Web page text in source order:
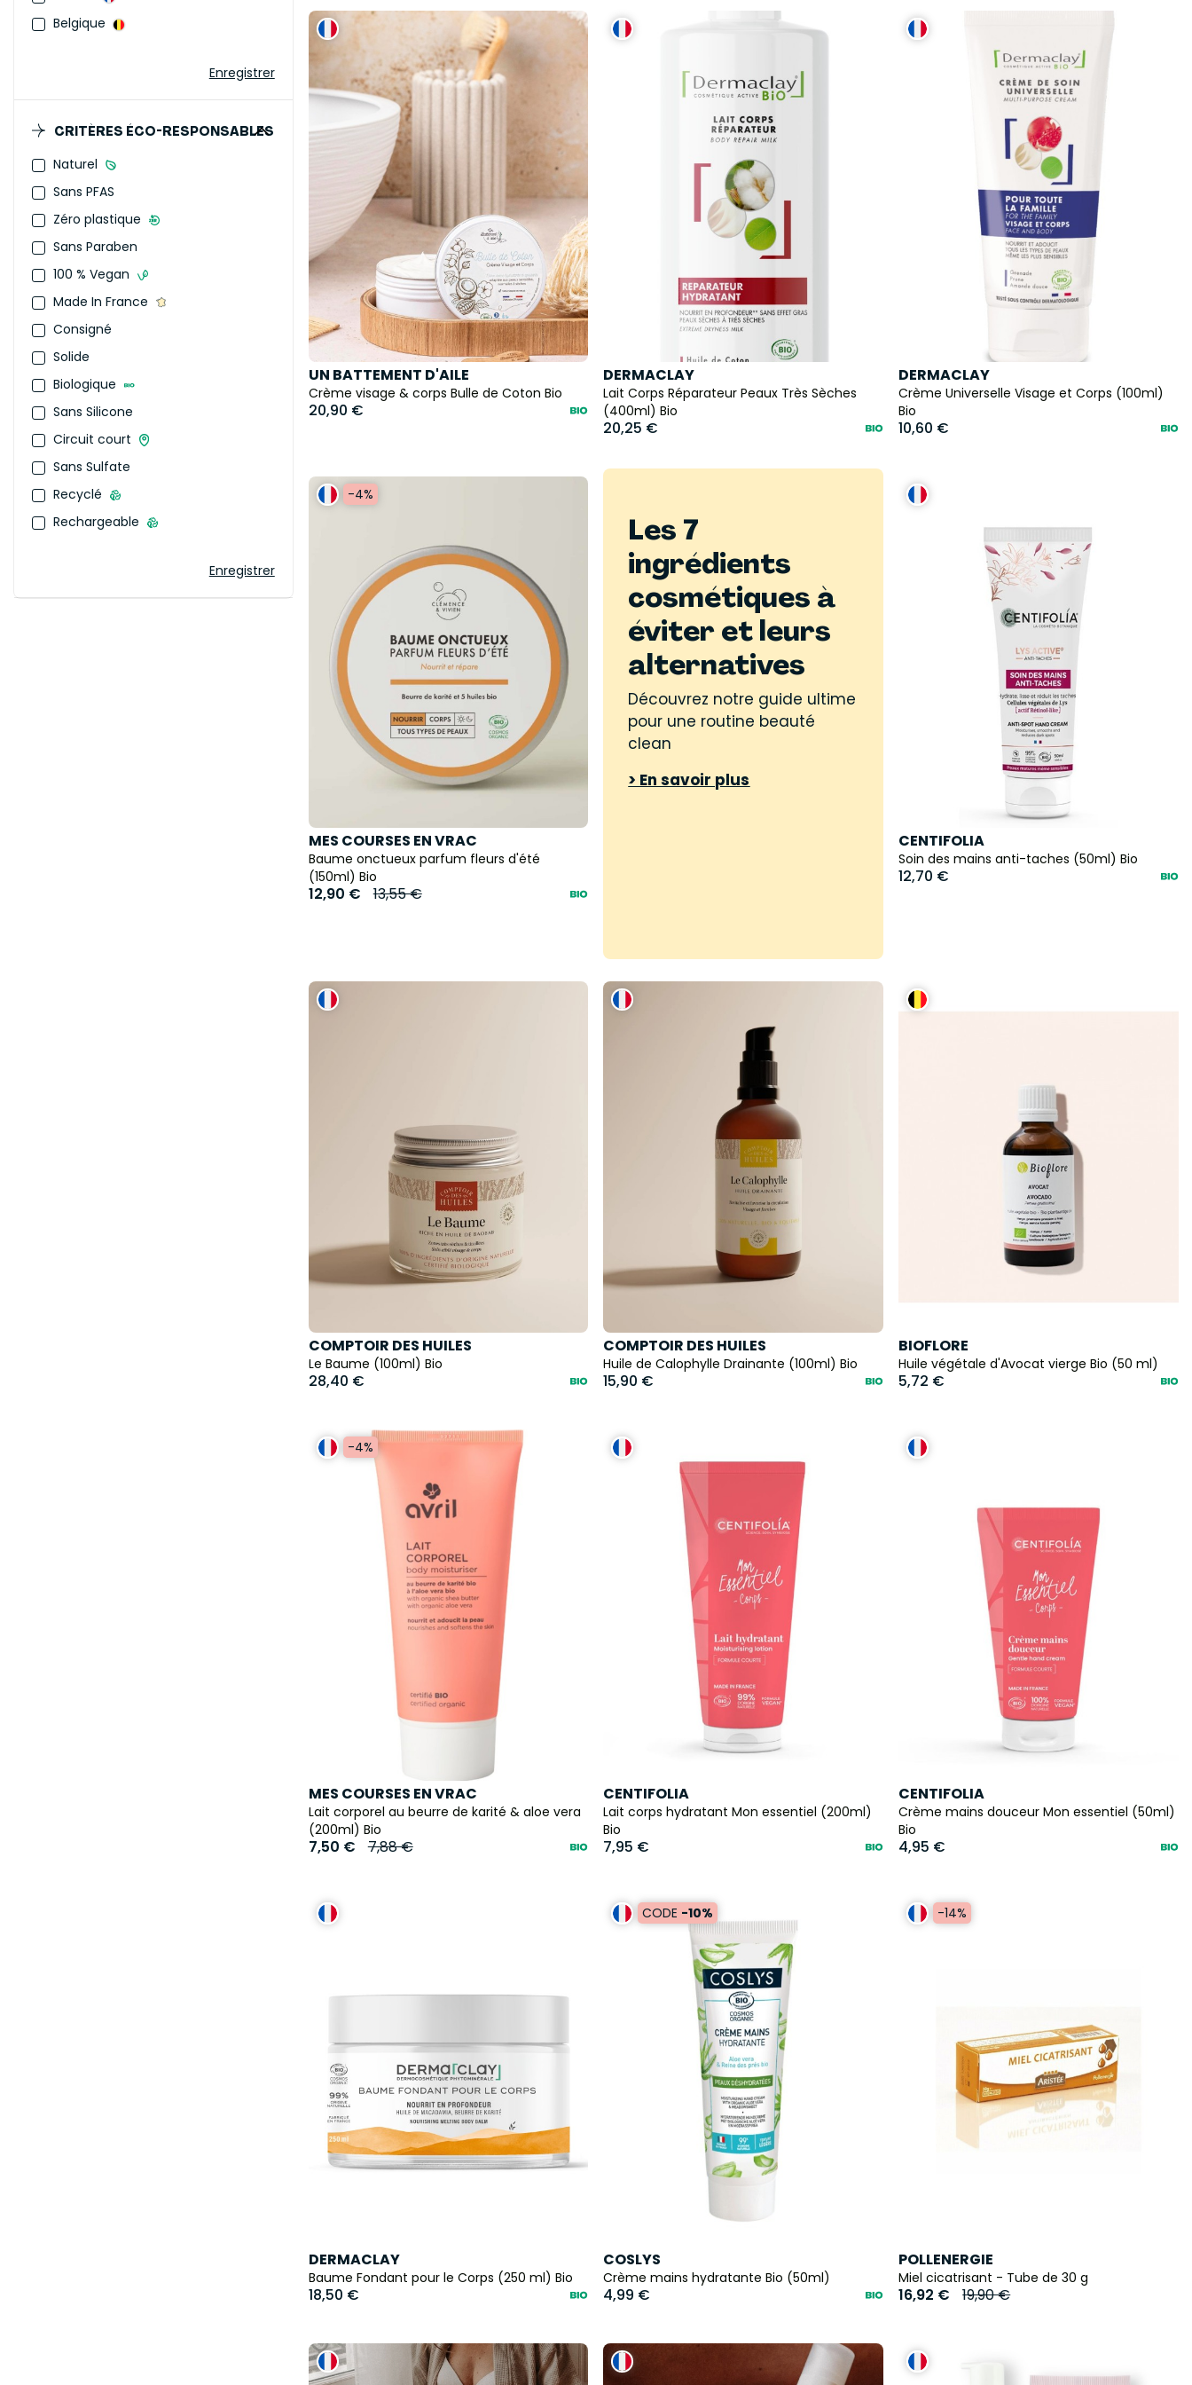
Belgique
Enregistrer
CRITÈRES ÉCO-RESPONSABLES
Naturel
Sans PFAS
Zéro plastique
Sans Paraben
100 % Vegan
Made In France
Consigné
Solide
Biologique
Sans Silicone
Circuit court
Sans Sulfate
Recyclé
Rechargeable
Enregistrer
UN BATTEMENT D'AILE
Crème visage & corps Bulle de Coton Bio
20,90 €
DERMACLAY
Lait Corps Réparateur Peaux Très Sèches
(400ml) Bio
20,25 €
DERMACLAY
Crème Universelle Visage et Corps (100ml)
Bio
10,60 €
-4%
MES COURSES EN VRAC
Baume onctueux parfum fleurs d'été
(150ml) Bio
12,90 € 13,55 €
Les 7
ingrédients
cosmétiques à
éviter et leurs
alternatives
Découvrez notre guide ultime
pour une routine beauté
clean
> En savoir plus
CENTIFOLIA
Soin des mains anti-taches (50ml) Bio
12,70 €
COMPTOIR DES HUILES
Le Baume (100ml) Bio
28,40 €
COMPTOIR DES HUILES
Huile de Calophylle Drainante (100ml) Bio
15,90 €
BIOFLORE
Huile végétale d'Avocat vierge Bio (50 ml)
5,72 €
-4%
MES COURSES EN VRAC
Lait corporel au beurre de karité & aloe vera
(200ml) Bio
7,50 € 7,88 €
CENTIFOLIA
Lait corps hydratant Mon essentiel (200ml)
Bio
7,95 €
CENTIFOLIA
Crème mains douceur Mon essentiel (50ml)
Bio
4,95 €
DERMACLAY
Baume Fondant pour le Corps (250 ml) Bio
18,50 €
CODE -10%
COSLYS
Crème mains hydratante Bio (50ml)
4,99 €
-14%
POLLENERGIE
Miel cicatrisant - Tube de 30 g
16,92 € 19,90 €